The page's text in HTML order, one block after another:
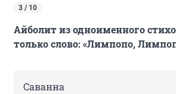
3 / 10
Айболит из одноименного
только слово: «Лимпопо,
Саванна